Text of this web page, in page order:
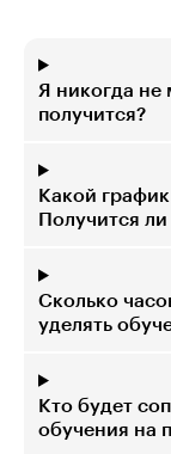
Я никогда не
получится?
Какой
Получится
Сколько
уделять
Кто будет
обучения на